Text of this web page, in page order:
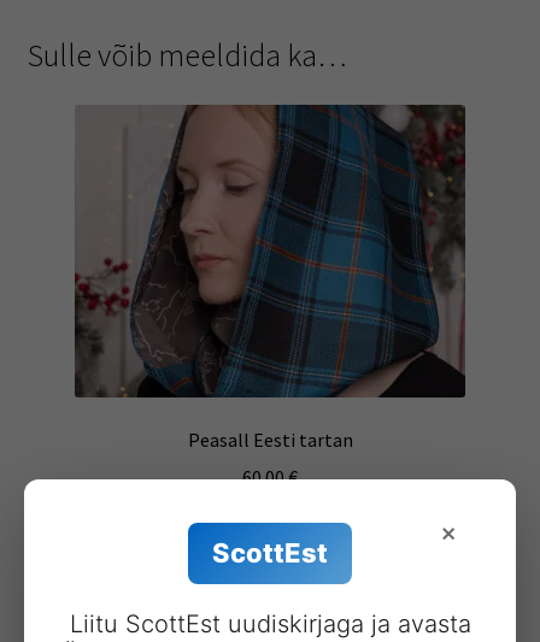
Sulle võib meeldida ka…
Peasall Eesti tartan
60.00€
Lisa korvi ×
ScottEst
Liitu ScottEst uudiskirjaga ja avasta